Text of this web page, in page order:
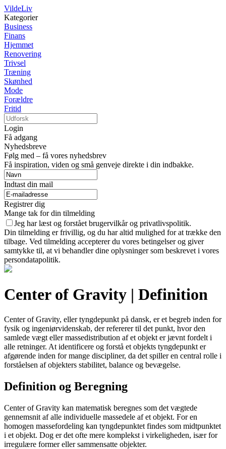
VildeLiv
Kategorier
Business
Finans
Hjemmet
Renovering
Trivsel
Træning
Skønhed
Mode
Forældre
Fritid
Login
Få adgang
Nyhedsbreve
Følg med – få vores nyhedsbrev
Få inspiration, viden og små genveje direkte i din indbakke.
Indtast din mail
Registrer dig
Mange tak for din tilmelding
Jeg har læst og forstået brugervilkår og privatlivspolitik.
Din tilmelding er frivillig, og du har altid mulighed for at trække den
tilbage. Ved tilmelding accepterer du vores betingelser og giver
samtykke til, at vi behandler dine oplysninger som beskrevet i vores
persondatapolitik.
Center of Gravity | Definition
Center of Gravity, eller tyngdepunkt på dansk, er et begreb inden for
fysik og ingeniørvidenskab, der refererer til det punkt, hvor den
samlede vægt eller massedistribution af et objekt er jævnt fordelt i
alle retninger. At identificere og forstå et objekts tyngdepunkt er
afgørende inden for mange discipliner, da det spiller en central rolle i
forståelsen af objekters stabilitet, balance og bevægelse.
Definition og Beregning
Center of Gravity kan matematisk beregnes som det vægtede
gennemsnit af alle individuelle massedele af et objekt. For en
homogen massefordeling kan tyngdepunktet findes som midtpunktet
i et objekt. Dog er det ofte mere komplekst i virkeligheden, især for
irregulære former eller sammensatte objekter.